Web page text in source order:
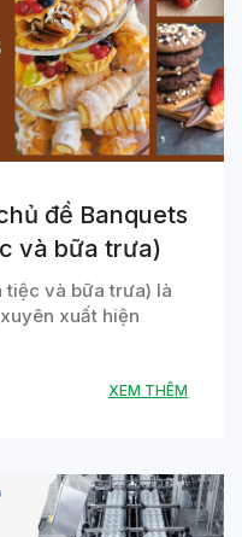
đề Banquets
và bữa trưa)
tiệc và bữa trưa) là
xuất hiện
XEM THÊM